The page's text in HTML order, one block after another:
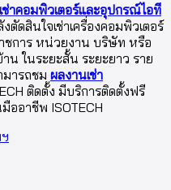
เช่าคอมพิวเตอร์และอุปกรณ์ไอที
ดสินใจเช่าเครื่องคอมพิวเตอร์
ชการ หน่วยงาน บริษัท หรือ
น ในระยะสั้น ระยะยาว ราย
มารถชม ผลงานเช่า
ติดตั้ง มีบริการติดตั้งฟรี
ออาชีพ ISOTECH